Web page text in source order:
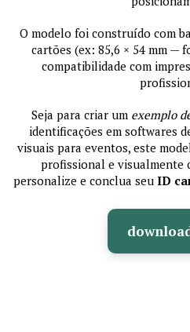
O modelo foi construído com
cartões (ex: 85,6 × 54 mm —
compatibilidade com
Seja para criar um exemplo
identificações em softwares
visuais para eventos, este
profissional e visualmente
personalize e conclua seu ID